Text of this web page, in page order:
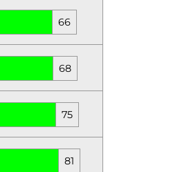
66
68
75
81